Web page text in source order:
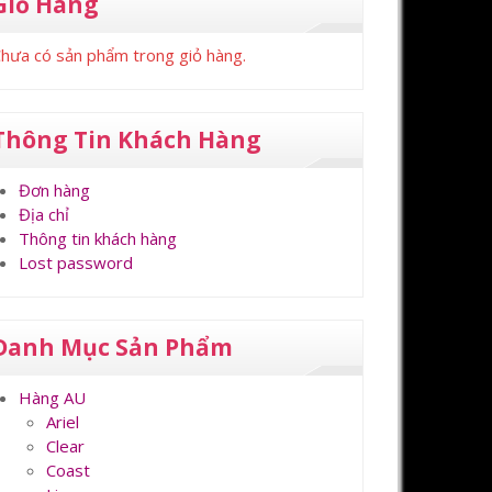
có sản phẩm trong giỏ hàng.
Tin Khách Hàng
Đơn hàng
Địa chỉ
Thông tin khách hàng
Lost password
Mục Sản Phẩm
Hàng AU
Ariel
Clear
Coast